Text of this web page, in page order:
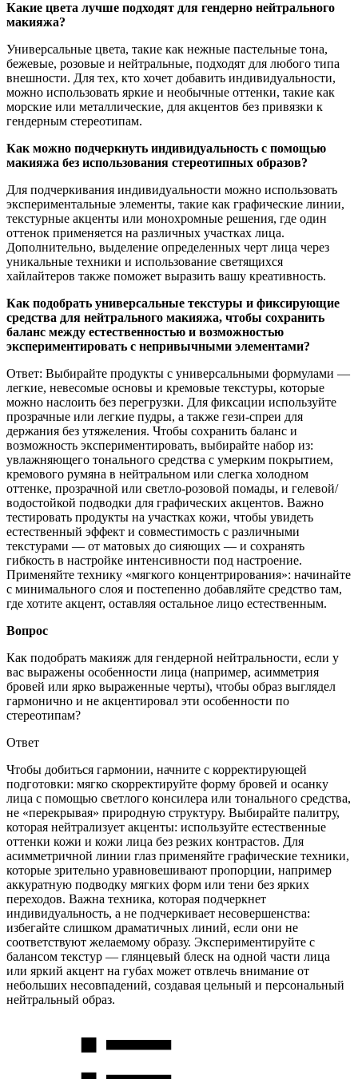
Какие цвета лучше подходят для гендерно нейтрального
макияжа?
Универсальные цвета, такие как нежные пастельные тона,
бежевые, розовые и нейтральные, подходят для любого типа
внешности. Для тех, кто хочет добавить индивидуальности,
можно использовать яркие и необычные оттенки, такие как
морские или металлические, для акцентов без привязки к
гендерным стереотипам.
Как можно подчеркнуть индивидуальность с помощью
макияжа без использования стереотипных образов?
Для подчеркивания индивидуальности можно использовать
экспериментальные элементы, такие как графические линии,
текстурные акценты или монохромные решения, где один
оттенок применяется на различных участках лица.
Дополнительно, выделение определенных черт лица через
уникальные техники и использование светящихся
хайлайтеров также поможет выразить вашу креативность.
Как подобрать универсальные текстуры и фиксирующие
средства для нейтрального макияжа, чтобы сохранить
баланс между естественностью и возможностью
экспериментировать с непривычными элементами?
Ответ: Выбирайте продукты с универсальными формулами —
легкие, невесомые основы и кремовые текстуры, которые
можно наслоить без перегрузки. Для фиксации используйте
прозрачные или легкие пудры, а также гези-спреи для
держания без утяжеления. Чтобы сохранить баланс и
возможность экспериментировать, выбирайте набор из:
увлажняющего тонального средства с умерким покрытием,
кремового румяна в нейтральном или слегка холодном
оттенке, прозрачной или светло-розовой помады, и гелевой/
водостойкой подводки для графических акцентов. Важно
тестировать продукты на участках кожи, чтобы увидеть
естественный эффект и совместимость с различными
текстурами — от матовых до сияющих — и сохранять
гибкость в настройке интенсивности под настроение.
Применяйте технику «мягкого концентрирования»: начинайте
с минимального слоя и постепенно добавляйте средство там,
где хотите акцент, оставляя остальное лицо естественным.
Вопрос
Как подобрать макияж для гендерной нейтральности, если у
вас выражены особенности лица (например, асимметрия
бровей или ярко выраженные черты), чтобы образ выглядел
гармонично и не акцентировал эти особенности по
стереотипам?
Ответ
Чтобы добиться гармонии, начните с корректирующей
подготовки: мягко скорректируйте форму бровей и осанку
лица с помощью светлого консилера или тонального средства,
не «перекрывая» природную структуру. Выбирайте палитру,
которая нейтрализует акценты: используйте естественные
оттенки кожи и кожи лица без резких контрастов. Для
асимметричной линии глаз применяйте графические техники,
которые зрительно уравновешивают пропорции, например
аккуратную подводку мягких форм или тени без ярких
переходов. Важна техника, которая подчеркнет
индивидуальность, а не подчеркивает несовершенства:
избегайте слишком драматичных линий, если они не
соответствуют желаемому образу. Экспериментируйте с
балансом текстур — глянцевый блеск на одной части лица
или яркий акцент на губах может отвлечь внимание от
небольших несовпадений, создавая цельный и персональный
нейтральный образ.